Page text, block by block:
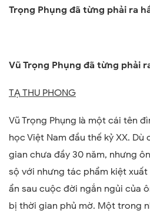
Trọng Phụng đã từng phải ra
Vũ Trọng Phụng đã từng phải
TẠ THU PHONG
Vũ Trọng Phụng là một cái tên
học Việt Nam đầu thế kỷ XX. Dù
gian chưa đầy 30 năm, nhưng
sộ với nhưng tác phẩm kiệt xuất
ẩn sau cuộc đời ngắn ngủi của
bị thời gian phủ mờ. Một trong